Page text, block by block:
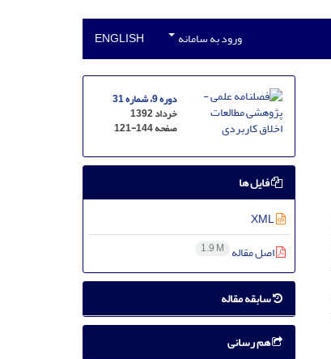
ورود به سامانه ENGLISH
دوره 9، شماره 31
خرداد 1392
صفحه121-144
فایل ها
XML
اصل مقاله 1.9 M
سابقه مقاله
هم رسانی